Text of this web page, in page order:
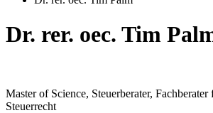
Dr. rer. oec. Tim
Master of Science, Steuerberater,
Steuerrecht